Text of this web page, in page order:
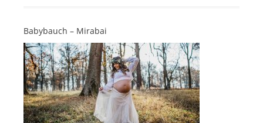
Babybauch – Mirabai